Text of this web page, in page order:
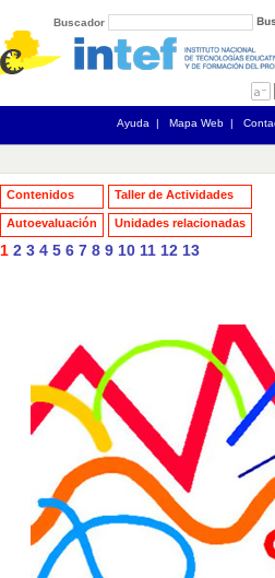
Buscador
Ayuda | Mapa Web |
Contenidos Taller de Actividades
Autoevaluación Unidades relacionadas
1 2 3 4 5 6 7 8 9 10 11 12 13